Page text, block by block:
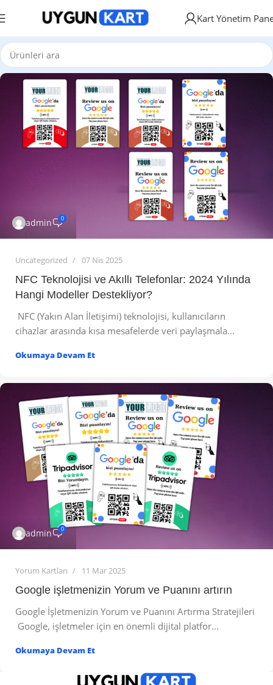
Kart Yönetim
admin 0
Uncategorized 07 Nis 2025
NFC Teknolojisi ve Akıllı Telefonlar: 2024 Yılında
Hangi Modeller Destekliyor?
NFC (Yakın Alan İletişimi) teknolojisi, kullanıcıların
cihazlar arasında kısa mesafelerde veri paylaşmala...
Okumaya Devam Et
admin 0
Yorum Kartları 11 Mar 2025
Google işletmenizin Yorum ve Puanını artırın
Google İşletmenizin Yorum ve Puanını Artırma Stratejileri
Google, işletmeler için en önemli dijital platfor...
Okumaya Devam Et